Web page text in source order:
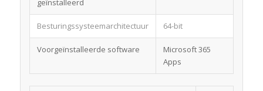
geïnstalleerd
Besturingssysteemarchitectuur 64-bit
Voorgeïnstalleerde software
Microsoft 365
Apps